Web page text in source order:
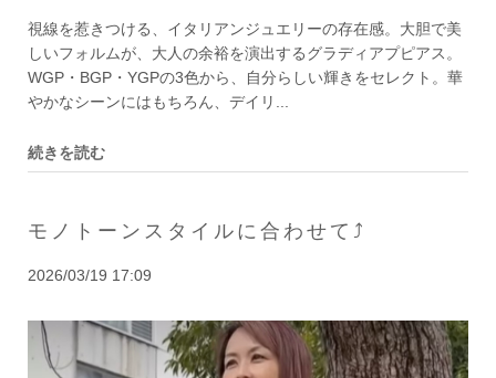
視線を惹きつける、イタリアンジュエリーの存在感。大胆で美
しいフォルムが、大人の余裕を演出するグラディアプピアス。
WGP・BGP・YGPの3色から、自分らしい輝きをセレクト。華
やかなシーンにはもちろん、デイリ...
続きを読む
モノトーンスタイルに合わせて⤴︎
2026/03/19 17:09